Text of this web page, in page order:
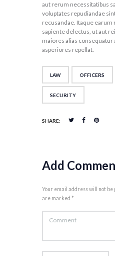
aut rerum necessitatibus
voluptates repudiandae
recusandae. Itaque
sapiente delectus, ut aut
maiores alias
asperiores repellat.
LAW OFFICERS
SECURITY
SHARE:
Add
Your email address will not
are marked *